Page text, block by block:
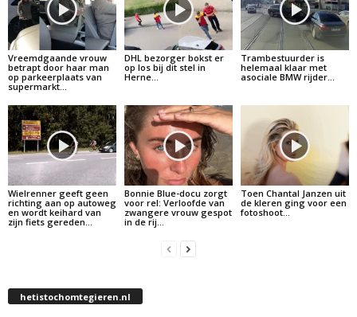
Vreemdgaande vrouw
betrapt door haar man
op parkeerplaats van
supermarkt…
DHL bezorger bokst er
op los bij dit stel in
Herne…
Trambestuurder is
helemaal klaar met
asociale BMW rijder…
Wielrenner geeft geen
richting aan op autoweg
en wordt keihard van
zijn fiets gereden…
Bonnie Blue-docu zorgt
voor rel: Verloofde van
zwangere vrouw gespot
in de rij…
Toen Chantal Janzen uit
de kleren ging voor een
fotoshoot…
hetistochomtegieren.nl